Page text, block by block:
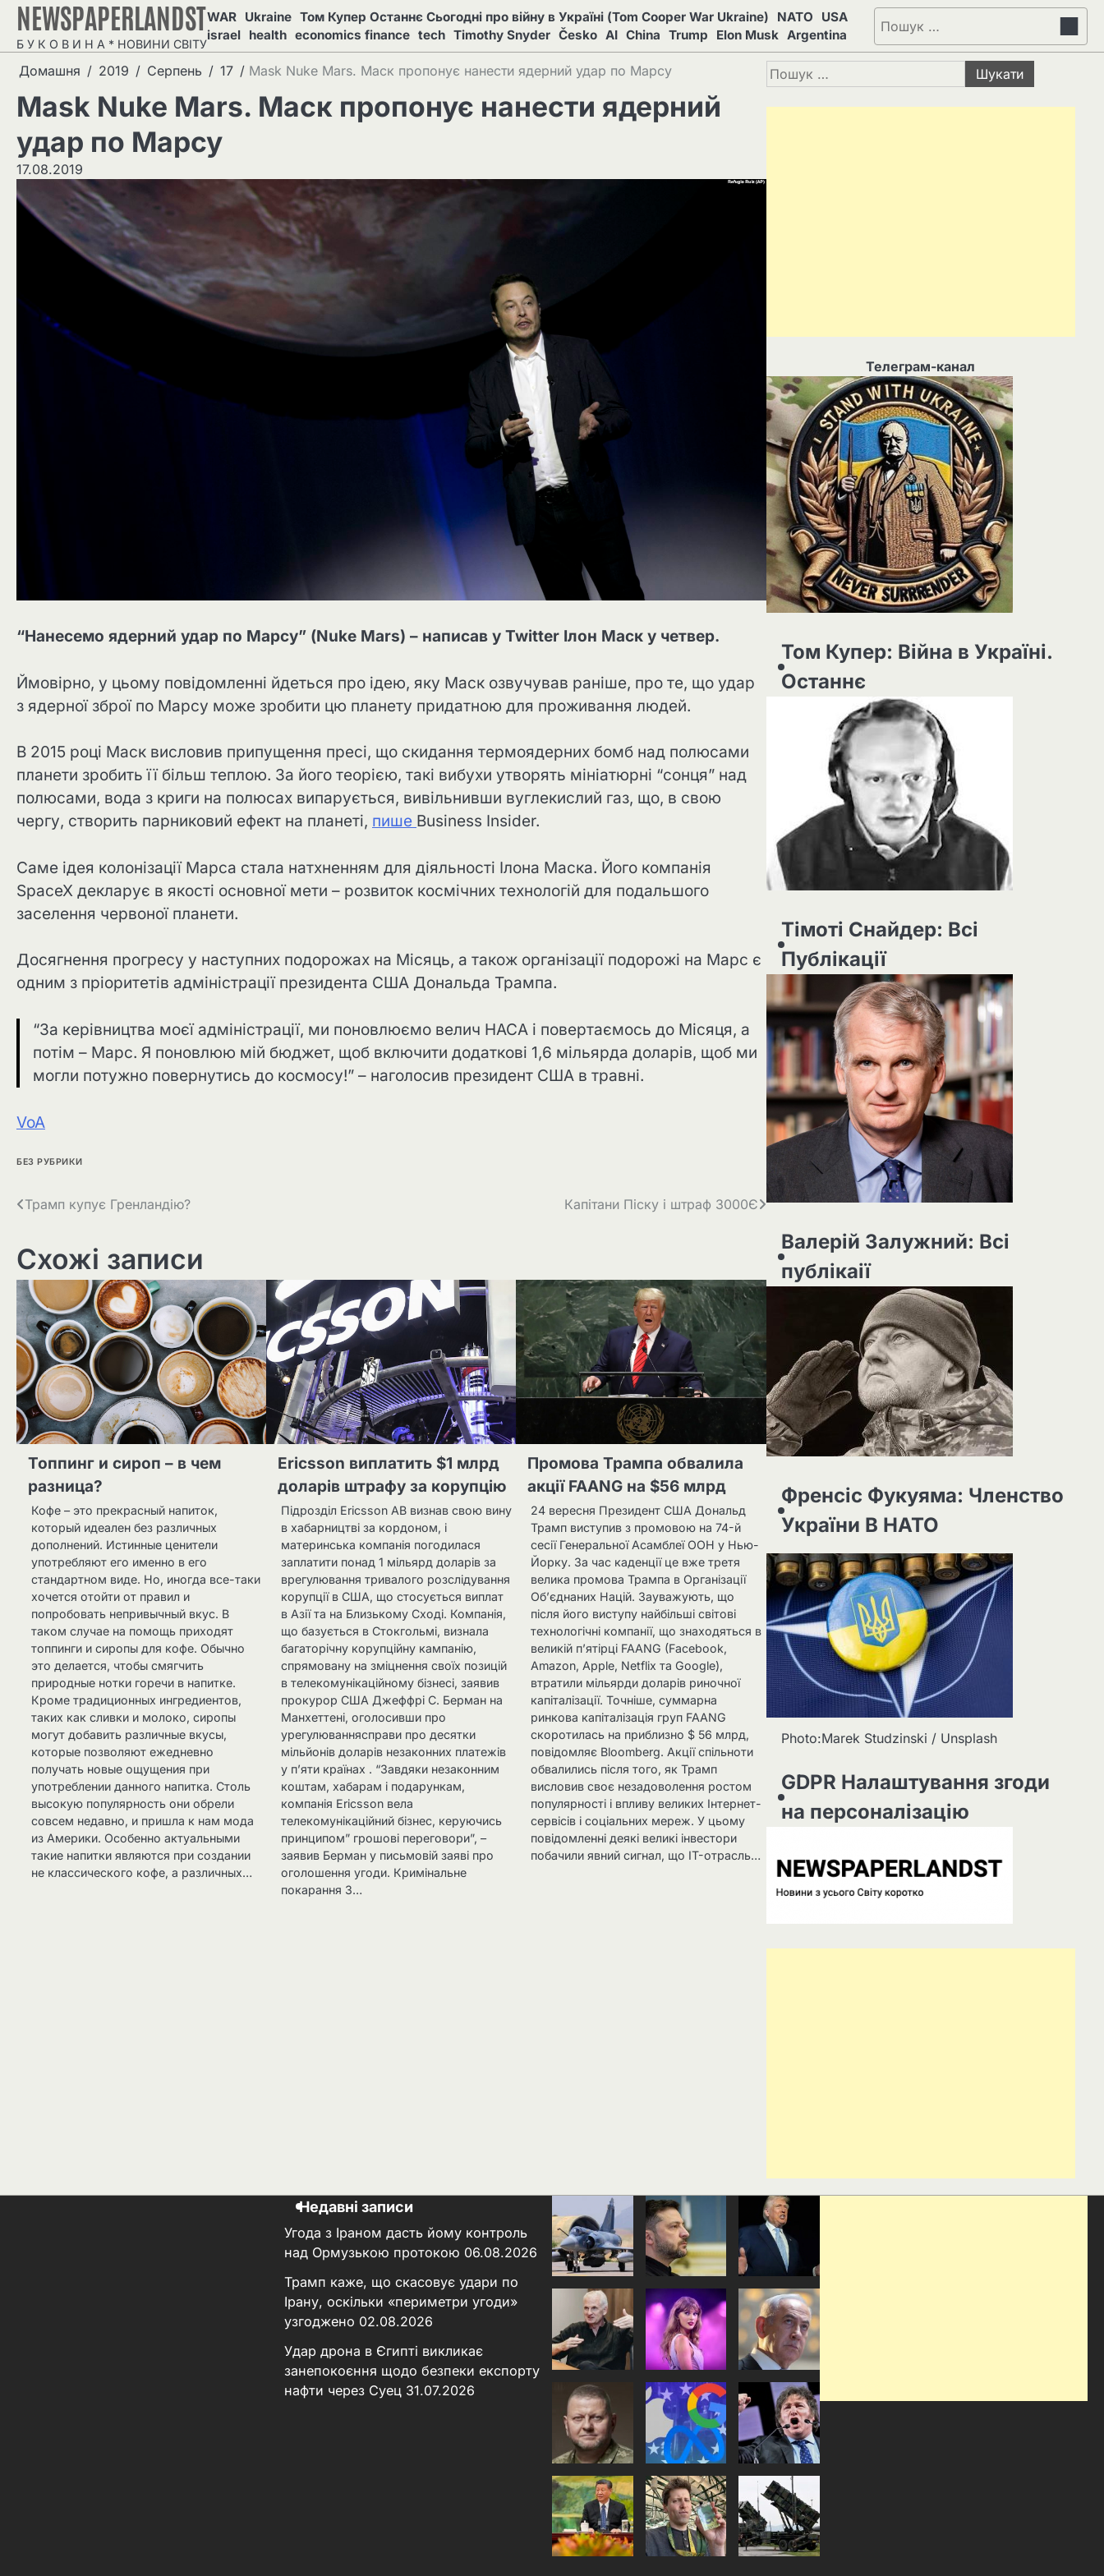
Перейти
вмісту
NEWSPAPERLANDST
Б У К О В И Н А * НОВИНИ СВІТУ
WAR Ukraine Том Купер Останнє Сьогодні про війну в Україні (Tom Cooper War Ukraine) NATO
USA
israel health economics finance tech Timothy Snyder Česko AI China Trump Elon Musk Argentina
Пошук:
Домашня 2019 Серпень 17 Mask Nuke Mars. Маск пропонує нанести ядерний удар по Марсу
Mask Nuke Mars. Маск пропонує нанести ядерний
удар по Марсу
17.08.2019
“Нанесемо ядерний удар по Марсу” (Nuke Mars) – написав у Twitter Ілон Маск у четвер.
Ймовірно, у цьому повідомленні йдеться про ідею, яку Маск озвучував раніше, про те, що удар
з ядерної зброї по Марсу може зробити цю планету придатною для проживання людей.
В 2015 році Маск висловив припущення пресі, що скидання термоядерних бомб над полюсами
планети зробить її більш теплою. За його теорією, такі вибухи утворять мініатюрні “сонця” над
полюсами, вода з криги на полюсах випарується, вивільнивши вуглекислий газ, що, в свою
чергу, створить парниковий ефект на планеті, пише Business Insider.
Саме ідея колонізації Марса стала натхненням для діяльності Ілона Маска. Його компанія
SpaceX декларує в якості основної мети – розвиток космічних технологій для подальшого
заселення червоної планети.
Досягнення прогресу у наступних подорожах на Місяць, а також організації подорожі на Марс є
одним з пріоритетів адміністрації президента США Дональда Трампа.
“За керівництва моєї адміністрації, ми поновлюємо велич НАСА і повертаємось до Місяця, а
потім – Марс. Я поновлюю мій бюджет, щоб включити додаткові 1,6 мільярда доларів, щоб ми
могли потужно повернутись до космосу!” – наголосив президент США в травні.
VoA
БЕЗ РУБРИКИ
Навігація
Трамп купує Гренландію? Капітани Піску і штраф 3000Є
Схожі записи
Топпинг и сироп – в чем
разница?
Кофе – это прекрасный напиток,
который идеален без различных
дополнений. Истинные ценители
употребляют его именно в его
стандартном виде. Но, иногда все-таки
хочется отойти от правил и
попробовать непривычный вкус. В
таком случае на помощь приходят
топпинги и сиропы для кофе. Обычно
это делается, чтобы смягчить
природные нотки горечи в напитке.
Кроме традиционных ингредиентов,
таких как сливки и молоко, сиропы
могут добавить различные вкусы,
которые позволяют ежедневно
получать новые ощущения при
употреблении данного напитка. Столь
высокую популярность они обрели
совсем недавно, и пришла к нам мода
из Америки. Особенно актуальными
такие напитки являются при создании
не классического кофе, а различных…
Ericsson виплатить $1 млрд
доларів штрафу за корупцію
Підрозділ Ericsson AB визнав свою вину
в хабарництві за кордоном, і
материнська компанія погодилася
заплатити понад 1 мільярд доларів за
врегулювання тривалого розслідування
корупції в США, що стосується виплат
в Азії та на Близькому Сході. Компанія,
що базується в Стокгольмі, визнала
багаторічну корупційну кампанію,
спрямовану на зміцнення своїх позицій
в телекомунікаційному бізнесі, заявив
прокурор США Джеффрі С. Берман на
Манхеттені, оголосивши про
урегулюваннясправи про десятки
мільйонів доларів незаконних платежів
у п’яти країнах . “Завдяки незаконним
коштам, хабарам і подарункам,
компанія Ericsson вела
телекомунікаційний бізнес, керуючись
принципом” грошові переговори”, –
заявив Берман у письмовій заяві про
оголошення угоди. Кримінальне
покарання З…
Промова Трампа обвалила
акції FAANG на $56 млрд
24 вересня Президент США Дональд
Трамп виступив з промовою на 74-й
сесії Генеральної Асамблеї ООН у Нью-
Йорку. За час каденції це вже третя
велика промова Трампа в Організації
Об’єднаних Націй. Зауважують, що
після його виступу найбільші світові
технологічні компанії, що знаходяться в
великій п’ятірці FAANG (Facebook,
Amazon, Apple, Netflix та Google),
втратили мільярди доларів риночної
капіталізації. Точніше, суммарна
ринкова капіталізація груп FAANG
скоротилась на приблизно $ 56 млрд,
повідомляє Bloomberg. Акції спільноти
обвалились після того, як Трамп
висловив своє незадоволення ростом
популярності і впливу великих Інтернет-
сервісів і соціальних мереж. У цьому
повідомленні деякі великі інвестори
побачили явний сигнал, що IT-отрасль…
Пошук:
Телеграм-канал
Том Купер: Війна в Україні.
Останнє
Тімоті Снайдер: Всі
Публікації
Валерій Залужний: Всі
публікаії
Френсіс Фукуяма: Членство
України В НАТО
Photo:Marek Studzinski / Unsplash
GDPR Налаштування згоди
на персоналізацію
Недавні записи
Угода з Іраном дасть йому контроль
над Ормузькою протокою 06.08.2026
Трамп каже, що скасовує удари по
Ірану, оскільки «периметри угоди»
узгоджено 02.08.2026
Удар дрона в Єгипті викликає
занепокоєння щодо безпеки експорту
нафти через Суец 31.07.2026